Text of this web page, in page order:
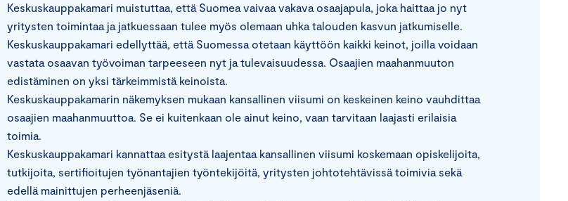
Keskuskauppakamari muistuttaa, että Suomea vaivaa vakava osaajapula, joka haittaa jo nyt
yritysten toimintaa ja jatkuessaan tulee myös olemaan uhka talouden kasvun jatkumiselle.
Keskuskauppakamari edellyttää, että Suomessa otetaan käyttöön kaikki keinot, joilla voidaan
vastata osaavan työvoiman tarpeeseen nyt ja tulevaisuudessa. Osaajien maahanmuuton
edistäminen on yksi tärkeimmistä keinoista.
Keskuskauppakamarin näkemyksen mukaan kansallinen viisumi on keskeinen keino vauhdittaa
osaajien maahanmuuttoa. Se ei kuitenkaan ole ainut keino, vaan tarvitaan laajasti erilaisia
toimia.
Keskuskauppakamari kannattaa esitystä laajentaa kansallinen viisumi koskemaan opiskelijoita,
tutkijoita, sertifioitujen työnantajien työntekijöitä, yritysten johtotehtävissä toimivia sekä
edellä mainittujen perheenjäseniä.